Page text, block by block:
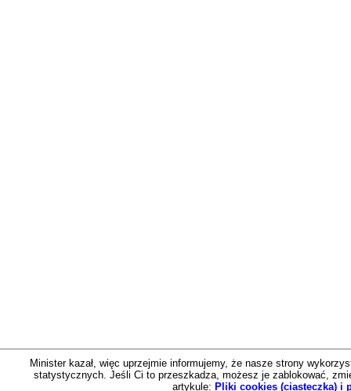
Minister kazał, więc uprzejmie informujemy, że nasze strony
statystycznych. Jeśli Ci to przeszkadza, możesz je zablokować,
artykule: Pliki cookies (ciasteczka) i